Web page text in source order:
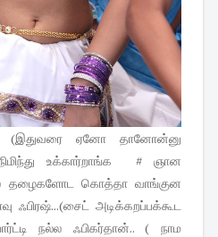
(இதுவரை ஏனோ தானோன்னு
உக்கார்றாங்க # ஞான
தழைகளோட கொத்தா வாங்குன
ஃபிரஷ்...(சைட் அடிக்கறப்பக்கூட
நல்ல ஃபிகர்தான்.. ( நாம